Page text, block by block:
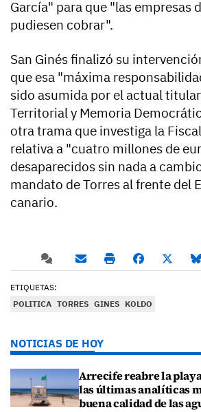
García" para que "las empresas
pudiesen cobrar".
San Ginés finalizó su
que esa "máxima
sido asumida por el actual
Territorial y Memoria
otra trama que investiga la
relativa a "cuatro millones de
desaparecidos sin nada a
mandato de Torres al frente del
canario.
ETIQUETAS:
POLITICA TORRES GINES KOLDO
NOTICIAS DE HOY
Arrecife reabre la
las últimas analíticas
buena calidad de las